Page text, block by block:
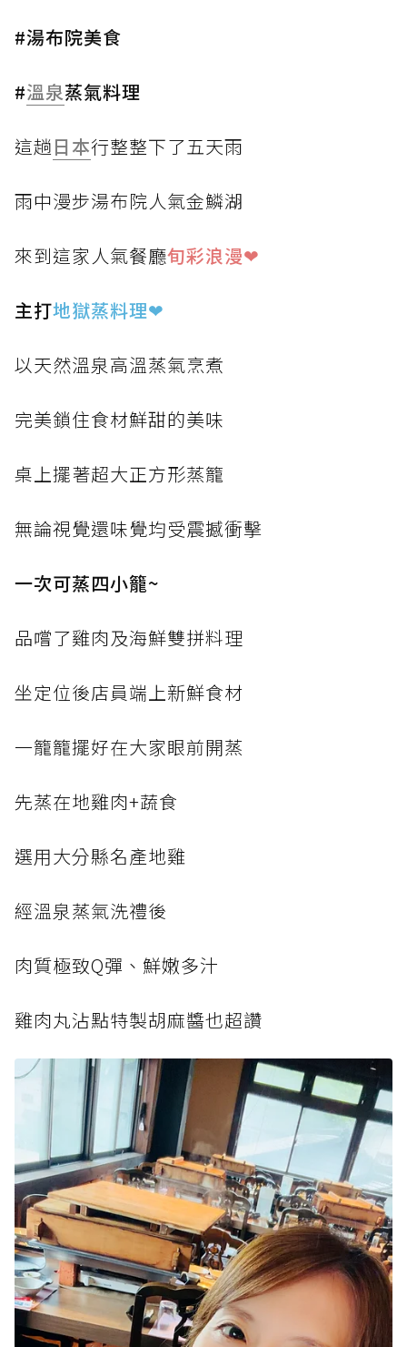
#湯布院美食
#溫泉蒸氣料理
這趟日本行整整下了五天雨
雨中漫步湯布院人氣金鱗湖
來到這家人氣餐廳旬彩浪漫❤
主打地獄蒸料理❤
以天然溫泉高溫蒸氣烹煮
完美鎖住食材鮮甜的美味
桌上擺著超大正方形蒸籠
無論視覺還味覺均受震撼衝擊
一次可蒸四小籠~
品嚐了雞肉及海鮮雙拼料理
坐定位後店員端上新鮮食材
一籠籠擺好在大家眼前開蒸
先蒸在地雞肉+蔬食
選用大分縣名產地雞
經溫泉蒸氣洗禮後
肉質極致Q彈、鮮嫩多汁
雞肉丸沾點特製胡麻醬也超讚